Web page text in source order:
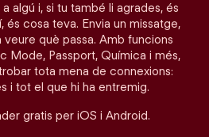
algú i, si tu també li agrades, és
és cosa teva. Envia un missatge,
veure què passa. Amb funcions
Mode, Passport, Química i més,
tota mena de connexions:
i tot el que hi ha entremig.
gratis per iOS i Android.